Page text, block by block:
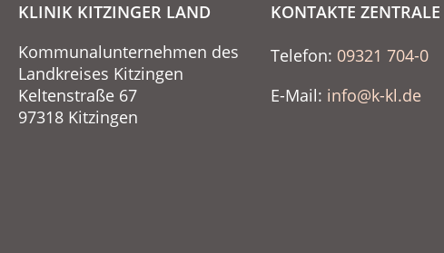
KLINIK KITZINGER LAND
Kommunalunternehmen des
Landkreises Kitzingen
Keltenstraße 67
97318 Kitzingen
KONTAKTE ZENTRALE
Telefon: 09321 704-0
E-Mail: info@k-kl.de